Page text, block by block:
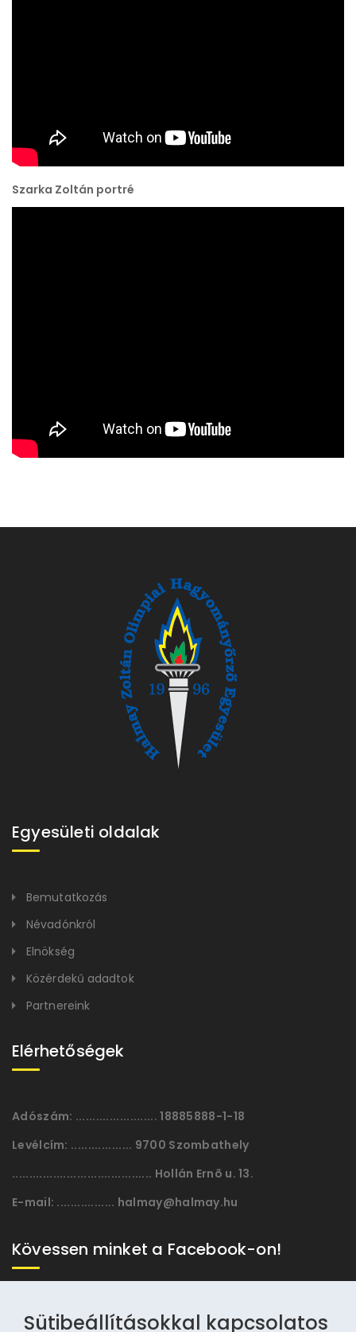
Szarka Zoltán portré
Egyesületi oldalak
Bemutatkozás
Névadónkról
Elnökség
Közérdekű adadtok
Partnereink
Elérhetőségek
Adószám: ........................ 18885888-1-18
Levélcím: .................. 9700 Szombathely
......................................... Hollán Ernõ u. 13.
E-mail: ................. halmay@halmay.hu
Kövessen minket a Facebook-on!
Sütibeállításokkal kapcsolatos